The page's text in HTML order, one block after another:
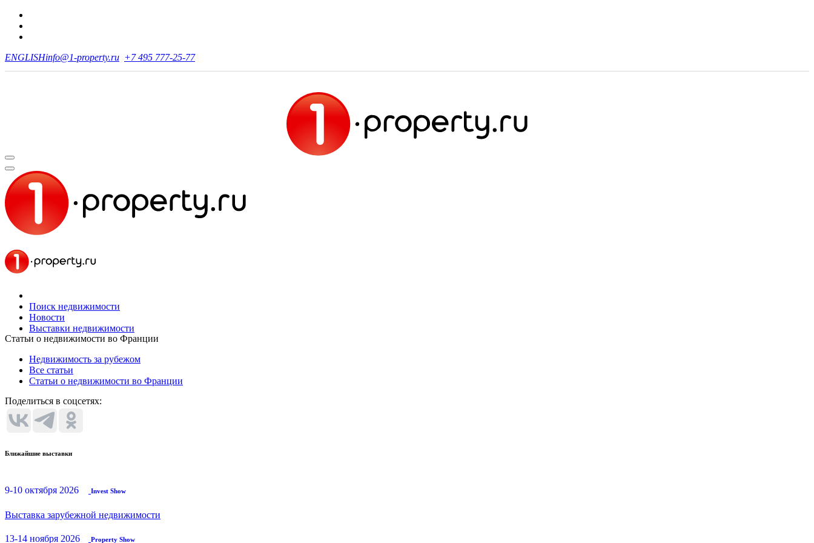
ENGLISHinfo@1-property.ru +7 495 777-25-77
Поиск недвижимости
Новости
Выставки недвижимости
Статьи о недвижимости во Франции
Недвижимость за рубежом
Все статьи
Статьи о недвижимости во Франции
Поделиться в соцсетях:
Ближайшие выставки
9-10 октября 2026 Invest Show
Выставка зарубежной недвижимости
13-14 ноября 2026 Property Show